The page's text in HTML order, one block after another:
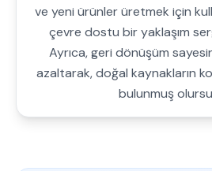
ve yeni ürünler üretmek için
çevre dostu bir yaklaşım
Ayrıca, geri dönüşüm
azaltarak, doğal kaynakların
bulunmuş